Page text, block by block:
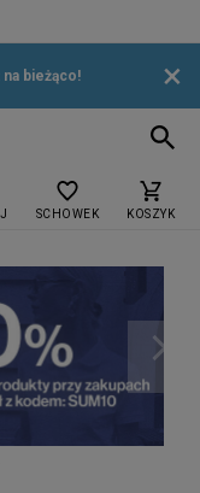
bieżąco! ×
SCHOWEK KOSZYK